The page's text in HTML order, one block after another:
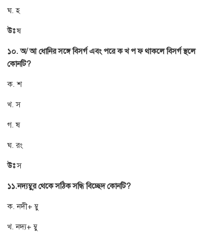
ঘ. হ
উঃষ
১০. অ/ আ ধোনির সঙ্গে বিসর্গ এবং পরে ক খ প ফ থাকলে বিসর্গ স্থলে
কোনটি?
ক. শ
খ. স
গ. ষ
ঘ. রং
উঃস
১১.নদ্যম্বু্র থেকে সঠিক সন্ধি বিচ্ছেদ কোনটি?
ক. নদী+ ম্বু
খ. নদ্য+ ম্বু